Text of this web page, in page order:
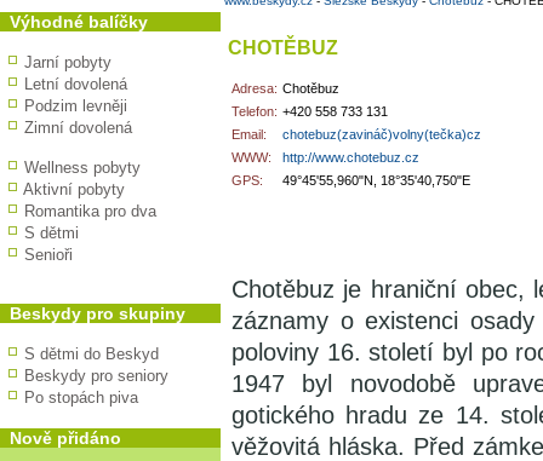
Výhodné balíčky
Jarní pobyty
Letní dovolená
Podzim levněji
Zimní dovolená
Wellness pobyty
Aktivní pobyty
Romantika pro dva
S dětmi
Senioři
Beskydy pro skupiny
S dětmi do Beskyd
Beskydy pro seniory
Po stopách piva
Nově přidáno
CHOTĚBUZ
Adresa: Chotěbuz
Telefon: +420 558 733 131
Email:
chotebuz(zavináč)volny(tečka)cz
WWW:
http://www.chotebuz.cz
GPS:
49°45'55,960"N, 18°35'40,750"E
Chotěbuz je hraniční obec,
záznamy o existenci
poloviny 16. století byl po
1947 byl novodobě
gotického hradu ze 14.
věžovitá hláska. Před